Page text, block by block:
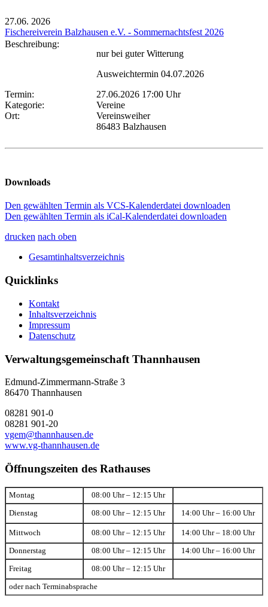
27.06. 2026
Fischereiverein Balzhausen e.V. - Sommernachtsfest 2026
Beschreibung:
nur bei guter Witterung
Ausweichtermin 04.07.2026
Termin:
27.06.2026 17:00 Uhr
Kategorie:
Vereine
Ort:
Vereinsweiher
86483 Balzhausen
Downloads
Den gewählten Termin als VCS-Kalenderdatei downloaden
Den gewählten Termin als iCal-Kalenderdatei downloaden
drucken nach oben
Gesamtinhaltsverzeichnis
Quicklinks
Kontakt
Inhaltsverzeichnis
Impressum
Datenschutz
Verwaltungsgemeinschaft Thannhausen
Edmund-Zimmermann-Straße 3
86470 Thannhausen
08281 901-0
08281 901-20
vgem@thannhausen.de
www.vg-thannhausen.de
Öffnungszeiten des Rathauses
Montag 08:00 Uhr – 12:15 Uhr
Dienstag 08:00 Uhr – 12:15 Uhr 14:00 Uhr – 16:00 Uhr
Mittwoch 08:00 Uhr – 12:15 Uhr 14:00 Uhr – 18:00 Uhr
Donnerstag 08:00 Uhr – 12:15 Uhr 14:00 Uhr – 16:00 Uhr
Freitag 08:00 Uhr – 12:15 Uhr
oder nach Terminabsprache